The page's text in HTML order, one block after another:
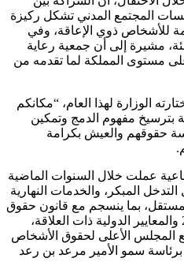
المجتمع المدني تشكل ركيزة
للأشخاص ذوي الإعاقة، وفي
مشيرة إلى أن جمعية رعاية
مستوى المملكة لما تقدمه من
الوزارة لهذا العام، “مكانكم
بترسيخ مفهوم الدمج وتمكين
حقوقهم والعيش بكرامة
عملت خلال السنوات الماضية
المبكر، والخدمات النهارية
بما ينسجم مع قانون حقوق
الأشخاص ذوي الإعاقة لعام 2017 والمعايير الدولية ذات العلاقة،
المجلس الأعلى لحقوق الأشخاص
برئاسة سمو الأمير مرعد بن رعد